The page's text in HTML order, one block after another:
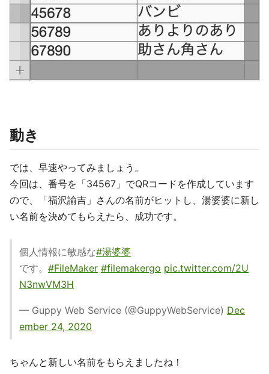
動き
では、早速やってみましょう。
今回は、番号を「34567」でQRコードを作成しています
ので、「福沢諭吉」さんの名前がヒットし、湯婆婆に新し
い名前を決めてもらえたら、成功です。
個人情報に敏感な#湯婆婆
です。 #FileMaker #filemakergo pic.twitter.com/2U
N3nwVM3H
— Guppy Web Service (@GuppyWebService) Dec
ember 24, 2020
ちゃんと新しい名前をもらえましたね！